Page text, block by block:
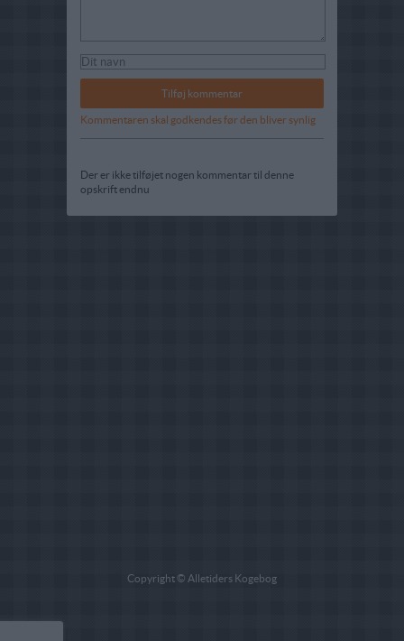
Kommentaren skal godkendes før den bliver synlig
Der er ikke tilføjet nogen kommentar til denne
opskrift endnu
Copyright © Alletiders Kogebog